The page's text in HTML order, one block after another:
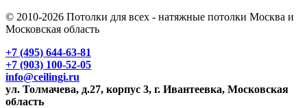
© 2010-2026 Потолки для всех - натяжные потолки Москва и
Московская область
+7 (495) 644-63-81
+7 (903) 100-52-05
info@ceilingi.ru
ул. Толмачева, д.27, корпус 3, г. Ивантеевка, Московская
область